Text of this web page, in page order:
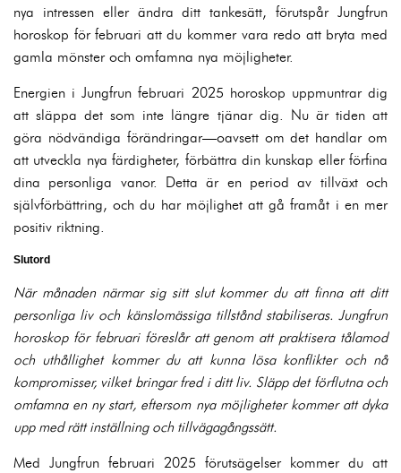
nya intressen eller ändra ditt tankesätt, förutspår Jungfrun
horoskop för februari att du kommer vara redo att bryta med
gamla mönster och omfamna nya möjligheter.
Energien i Jungfrun februari 2025 horoskop uppmuntrar dig
att släppa det som inte längre tjänar dig. Nu är tiden att
göra nödvändiga förändringar—oavsett om det handlar om
att utveckla nya färdigheter, förbättra din kunskap eller förfina
dina personliga vanor. Detta är en period av tillväxt och
självförbättring, och du har möjlighet att gå framåt i en mer
positiv riktning.
Slutord
När månaden närmar sig sitt slut kommer du att finna att ditt
personliga liv och känslomässiga tillstånd stabiliseras. Jungfrun
horoskop för februari föreslår att genom att praktisera tålamod
och uthållighet kommer du att kunna lösa konflikter och nå
kompromisser, vilket bringar fred i ditt liv. Släpp det förflutna och
omfamna en ny start, eftersom nya möjligheter kommer att dyka
upp med rätt inställning och tillvägagångssätt.
Med Jungfrun februari 2025 förutsägelser kommer du att